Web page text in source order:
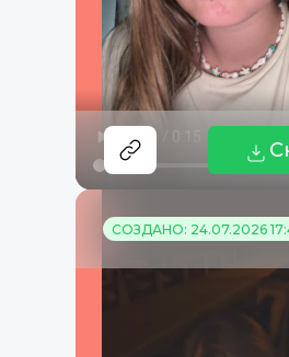
СОЗДАНО: 24.07.2026